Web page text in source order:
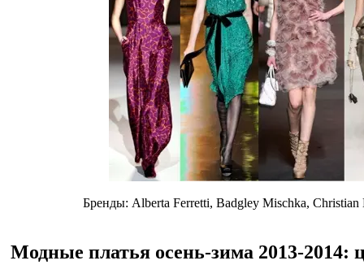
Бренды: Alberta Ferretti, Badgley Mischka, Christian
Модные платья осень-зима 2013-2014: